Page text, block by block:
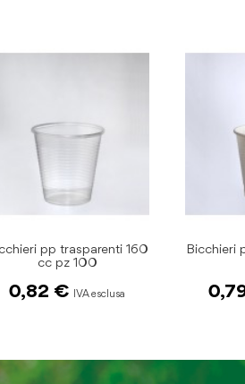
pp trasparenti 160
cc pz 100
0,82 €
Bicchieri